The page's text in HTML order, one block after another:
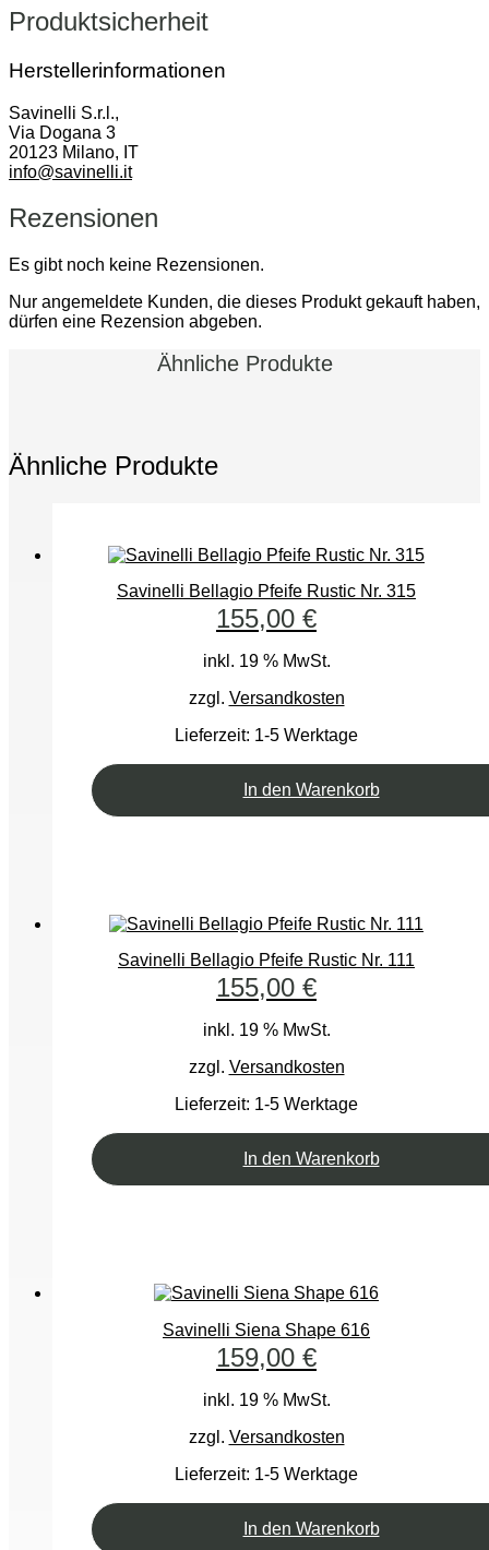
Produktsicherheit
Herstellerinformationen
Savinelli S.r.l.,
Via Dogana 3
20123 Milano, IT
info@savinelli.it
Rezensionen
Es gibt noch keine Rezensionen.
Nur angemeldete Kunden, die dieses Produkt gekauft haben,
dürfen eine Rezension abgeben.
Ähnliche Produkte
Ähnliche Produkte
Savinelli Bellagio Pfeife Rustic Nr. 315
155,00 €
inkl. 19 % MwSt.
zzgl. Versandkosten
Lieferzeit: 1-5 Werktage
In den Warenkorb
Savinelli Bellagio Pfeife Rustic Nr. 111
155,00 €
inkl. 19 % MwSt.
zzgl. Versandkosten
Lieferzeit: 1-5 Werktage
In den Warenkorb
Savinelli Siena Shape 616
159,00 €
inkl. 19 % MwSt.
zzgl. Versandkosten
Lieferzeit: 1-5 Werktage
In den Warenkorb